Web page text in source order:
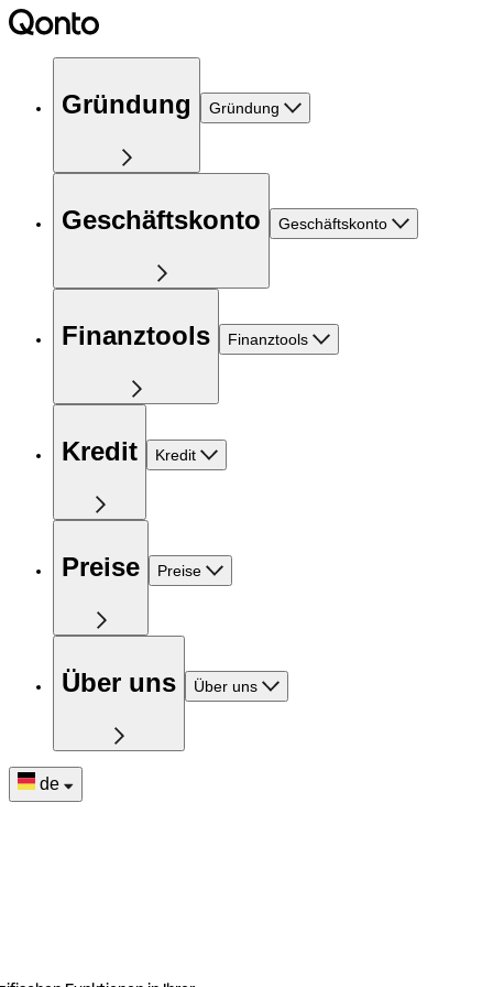
Gründung Gründung
Geschäftskonto Geschäftskonto
Finanztools Finanztools
Kredit Kredit
Preise Preise
Über uns Über uns
de